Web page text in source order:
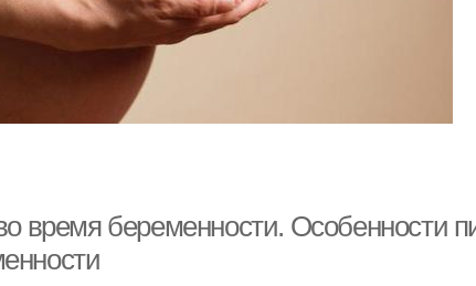
время беременности. Особенности